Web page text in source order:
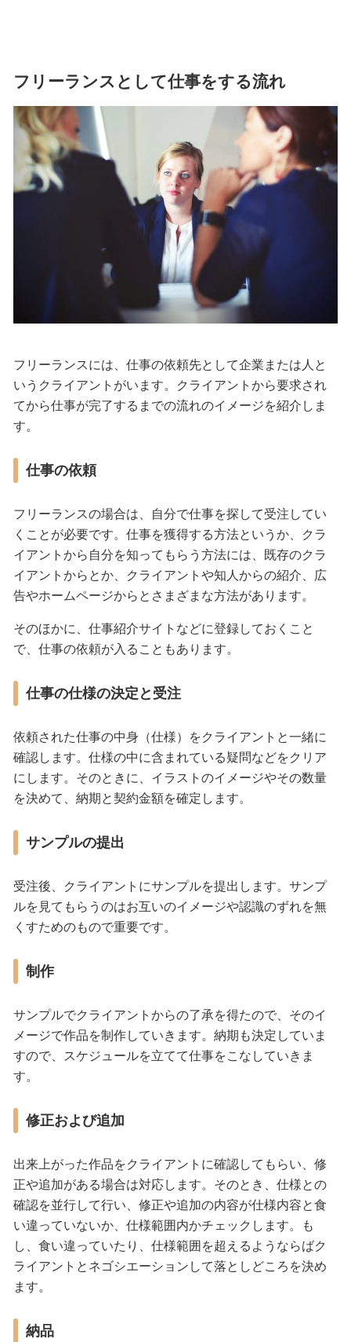
フリーランスとして仕事をする流れ
フリーランスには、仕事の依頼先として企業または人と
いうクライアントがいます。クライアントから要求され
てから仕事が完了するまでの流れのイメージを紹介しま
す。
仕事の依頼
フリーランスの場合は、自分で仕事を探して受注してい
くことが必要です。仕事を獲得する方法というか、クラ
イアントから自分を知ってもらう方法には、既存のクラ
イアントからとか、クライアントや知人からの紹介、広
告やホームページからとさまざまな方法があります。
そのほかに、仕事紹介サイトなどに登録しておくこと
で、仕事の依頼が入ることもあります。
仕事の仕様の決定と受注
依頼された仕事の中身（仕様）をクライアントと一緒に
確認します。仕様の中に含まれている疑問などをクリア
にします。そのときに、イラストのイメージやその数量
を決めて、納期と契約金額を確定します。
サンプルの提出
受注後、クライアントにサンプルを提出します。サンプ
ルを見てもらうのはお互いのイメージや認識のずれを無
くすためのもので重要です。
制作
サンプルでクライアントからの了承を得たので、そのイ
メージで作品を制作していきます。納期も決定していま
すので、スケジュールを立てて仕事をこなしていきま
す。
修正および追加
出来上がった作品をクライアントに確認してもらい、修
正や追加がある場合は対応します。そのとき、仕様との
確認を並行して行い、修正や追加の内容が仕様内容と食
い違っていないか、仕様範囲内かチェックします。も
し、食い違っていたり、仕様範囲を超えるようならばク
ライアントとネゴシエーションして落としどころを決め
ます。
納品